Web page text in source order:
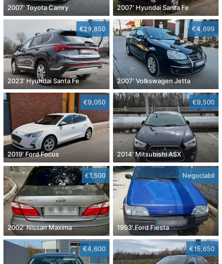
2007' Toyota Camry 2007' Hyundai Santa Fe
€29,850
2023' Hyundai Santa Fe
€4,699
2007' Volkswagen Jetta
€9,050
2019' Ford Focus
€9,500
2014' Mitsubishi ASX
€1,500
2002' Nissan Maxima
Negociabil
1993' Ford Fiesta
€4,600 €15,650